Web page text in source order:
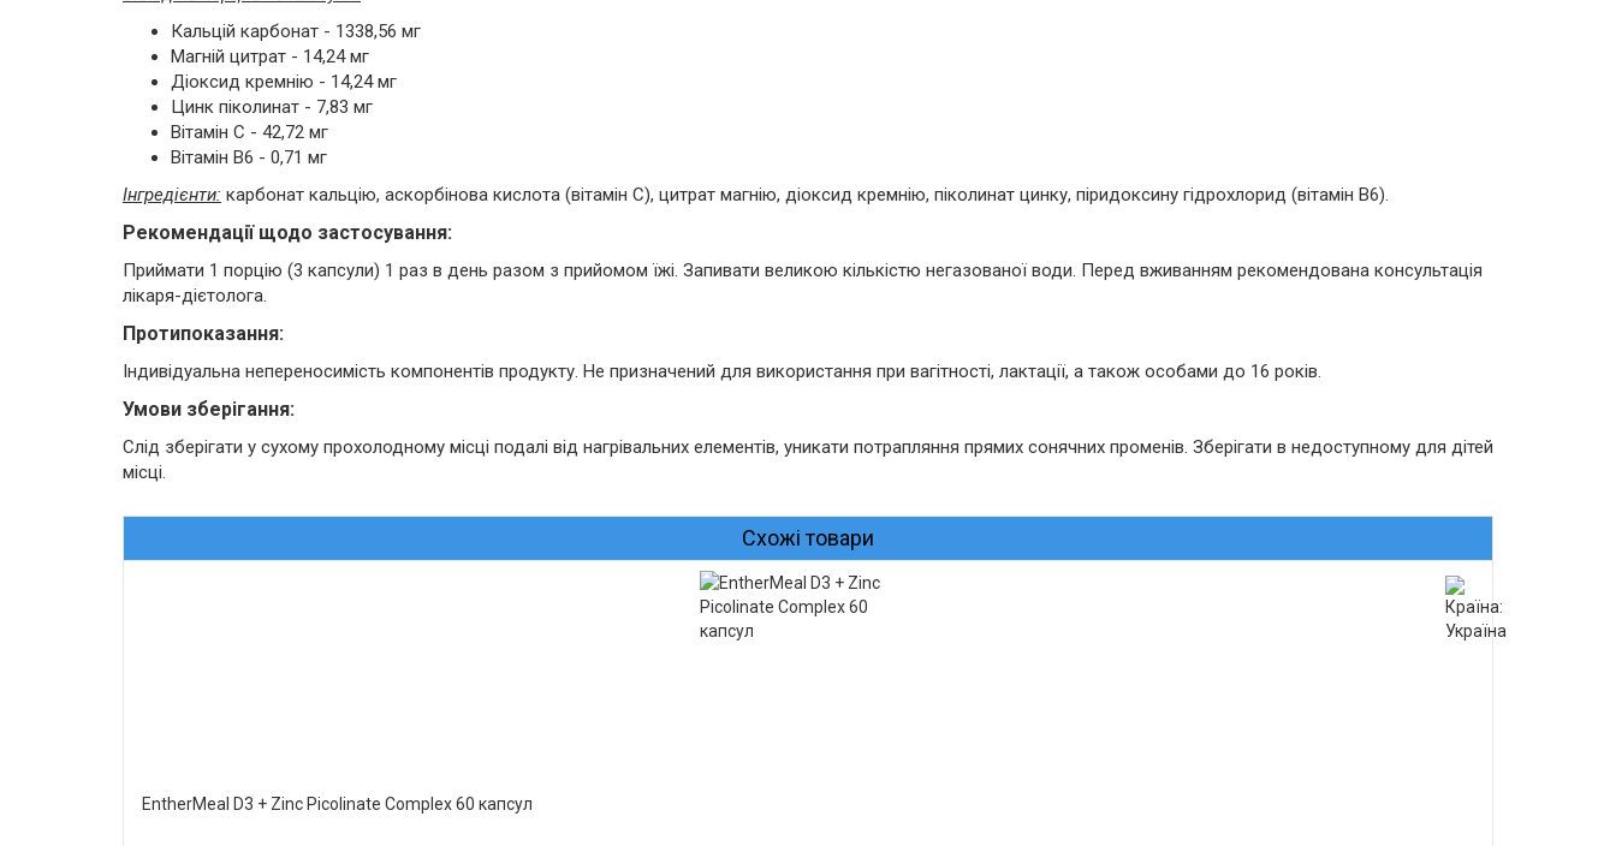
Кальцій карбонат - 1338,56 мг
Магній цитрат - 14,24 мг
Діоксид кремнію - 14,24 мг
Цинк піколинат - 7,83 мг
Вітамін С - 42,72 мг
Вітамін В6 - 0,71 мг
Інгредієнти: карбонат кальцію, аскорбінова кислота (вітамін С), цитрат магнію, діоксид кремнію, піколинат цинку, піридоксину гідрохлорид (вітамін В6).
Рекомендації щодо застосування:
Приймати 1 порцію (3 капсули) 1 раз в день разом з прийомом їжі. Запивати великою кількістю негазованої води. Перед вживанням рекомендована консультація
лікаря-дієтолога.
Протипоказання:
Індивідуальна непереносимість компонентів продукту. Не призначений для використання при вагітності, лактації, а також особами до 16 років.
Умови зберігання:
Слід зберігати у сухому прохолодному місці подалі від нагрівальних елементів, уникати потрапляння прямих сонячних променів. Зберігати в недоступному для дітей
місці.
Схожі товари
EntherMeal D3 + Zinc Picolinate Complex 60 капсул